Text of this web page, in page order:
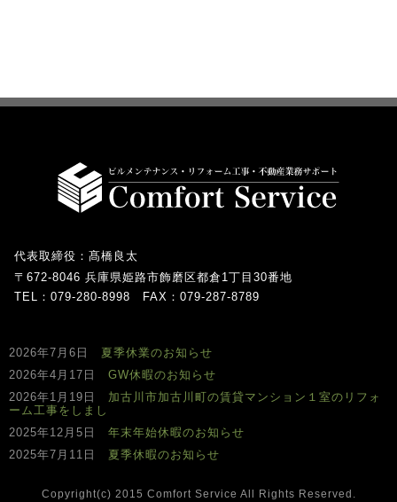
代表取締役：髙橋良太
〒672-8046 兵庫県姫路市飾磨区都倉1丁目30番地
TEL：079-280-8998 FAX：079-287-8789
2026年7月6日 夏季休業のお知らせ
2026年4月17日 GW休暇のお知らせ
2026年1月19日 加古川市加古川町の賃貸マンション１室のリフォ
ーム工事をしまし
2025年12月5日 年末年始休暇のお知らせ
2025年7月11日 夏季休暇のお知らせ
Copyright(c) 2015 Comfort Service All Rights Reserved.